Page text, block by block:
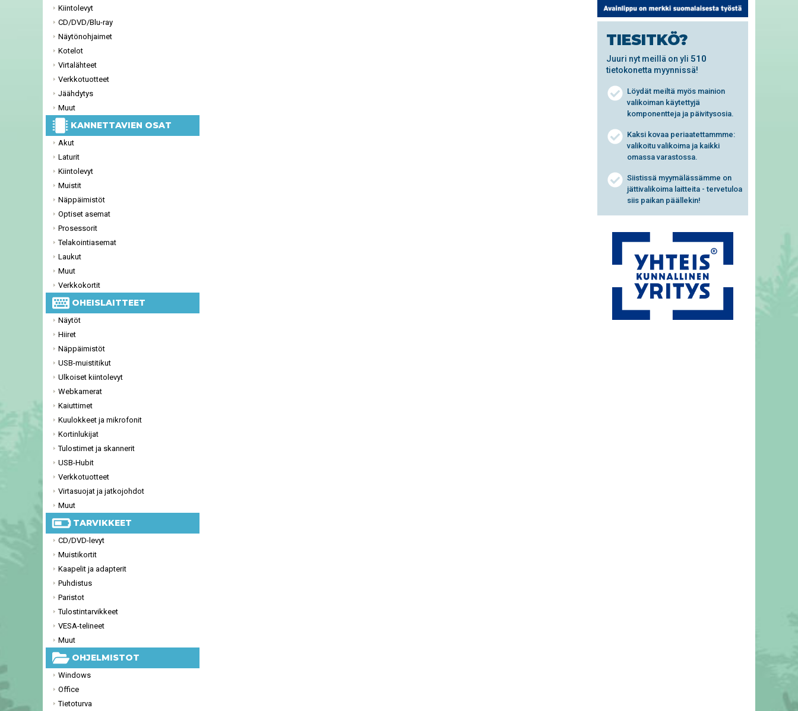
Kiintolevyt
CD/DVD/Blu-ray
Näytönohjaimet
Kotelot
Virtalähteet
Verkkotuotteet
Jäähdytys
Muut
KANNETTAVIEN OSAT
Akut
Laturit
Kiintolevyt
Muistit
Näppäimistöt
Optiset asemat
Prosessorit
Telakointiasemat
Laukut
Muut
Verkkokortit
OHEISLAITTEET
Näytöt
Hiiret
Näppäimistöt
USB-muistitikut
Ulkoiset kiintolevyt
Webkamerat
Kaiuttimet
Kuulokkeet ja mikrofonit
Kortinlukijat
Tulostimet ja skannerit
USB-Hubit
Verkkotuotteet
Virtasuojat ja jatkojohdot
Muut
TARVIKKEET
CD/DVD-levyt
Muistikortit
Kaapelit ja adapterit
Puhdistus
Paristot
Tulostintarvikkeet
VESA-telineet
Muut
OHJELMISTOT
Windows
Office
Tietoturva
TIESITKÖ?
Juuri nyt meillä on yli 510
tietokonetta myynnissä!
Löydät meiltä myös mainion
valikoiman käytettyjä
komponentteja ja päivitysosia.
Kaksi kovaa periaatettammme:
valikoitu valikoima ja kaikki
omassa varastossa.
Siistissä myymälässämme on
jättivalikoima laitteita - tervetuloa
siis paikan päällekin!